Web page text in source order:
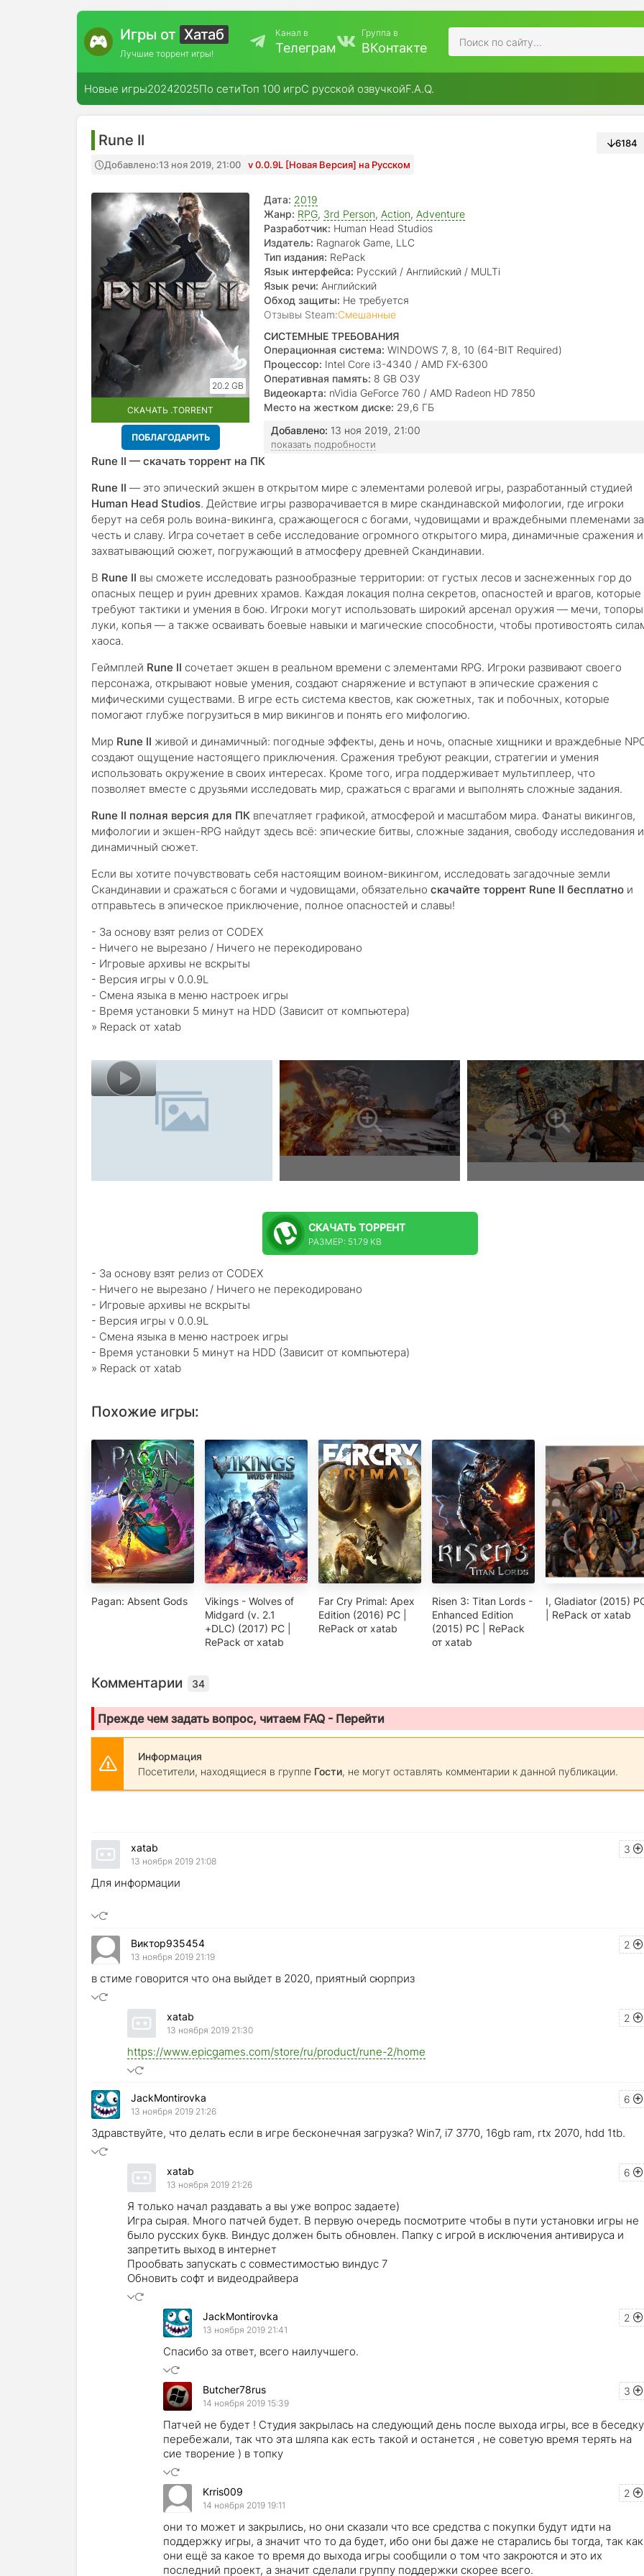
Игры от Хатаб
Лучшие торрент игры!
Канал в
Телеграм
Группа в
ВКонтакте
Новые игры20242025По сетиТоп 100 игрС русской озвучкойF.A.Q.
Rune II
Добавлено:13 ноя 2019, 21:00 v 0.0.9L [Новая Версия] на Русском
6184
20.2 GB
СКАЧАТЬ .TORRENT
ПОБЛАГОДАРИТЬ
Дата: 2019
Жанр: RPG, 3rd Person, Action, Adventure
Разработчик: Human Head Studios
Издатель: Ragnarok Game, LLC
Тип издания: RePack
Язык интерфейса: Русский / Английский / MULTi
Язык речи: Английский
Обход защиты: Не требуется
Отзывы Steam:Смешанные
СИСТЕМНЫЕ ТРЕБОВАНИЯ
Операционная система: WINDOWS 7, 8, 10 (64-BIT Required)
Процессор: Intel Core i3-4340 / AMD FX-6300
Оперативная память: 8 GB ОЗУ
Видеокарта: nVidia GeForce 760 / AMD Radeon HD 7850
Место на жестком диске: 29,6 ГБ
Добавлено: 13 ноя 2019, 21:00
показать подробности
Rune II — скачать торрент на ПК
Rune II — это эпический экшен в открытом мире с элементами ролевой игры, разработанный студией
Human Head Studios. Действие игры разворачивается в мире скандинавской мифологии, где игроки
берут на себя роль воина-викинга, сражающегося с богами, чудовищами и враждебными племенами за
честь и славу. Игра сочетает в себе исследование огромного открытого мира, динамичные сражения и
захватывающий сюжет, погружающий в атмосферу древней Скандинавии.
В Rune II вы сможете исследовать разнообразные территории: от густых лесов и заснеженных гор до
опасных пещер и руин древних храмов. Каждая локация полна секретов, опасностей и врагов, которые
требуют тактики и умения в бою. Игроки могут использовать широкий арсенал оружия — мечи,
луки, копья — а также осваивать боевые навыки и магические способности, чтобы противостоять
хаоса.
Геймплей Rune II сочетает экшен в реальном времени с элементами RPG. Игроки развивают своего
персонажа, открывают новые умения, создают снаряжение и вступают в эпические сражения с
мифическими существами. В игре есть система квестов, как сюжетных, так и побочных, которые
помогают глубже погрузиться в мир викингов и понять его мифологию.
Мир Rune II живой и динамичный: погодные эффекты, день и ночь, опасные хищники и враждебные
создают ощущение настоящего приключения. Сражения требуют реакции, стратегии и умения
использовать окружение в своих интересах. Кроме того, игра поддерживает мультиплеер, что
позволяет вместе с друзьями исследовать мир, сражаться с врагами и выполнять сложные задания.
Rune II полная версия для ПК впечатляет графикой, атмосферой и масштабом мира. Фанаты викингов,
мифологии и экшен-RPG найдут здесь всё: эпические битвы, сложные задания, свободу исследования и
динамичный сюжет.
Если вы хотите почувствовать себя настоящим воином-викингом, исследовать загадочные земли
Скандинавии и сражаться с богами и чудовищами, обязательно скачайте торрент Rune II бесплатно и
отправьтесь в эпическое приключение, полное опасностей и славы!
- За основу взят релиз от CODEX
- Ничего не вырезано / Ничего не перекодировано
- Игровые архивы не вскрыты
- Версия игры v 0.0.9L
- Смена языка в меню настроек игры
- Время установки 5 минут на HDD (Зависит от компьютера)
» Repack от xatab
СКАЧАТЬ ТОРРЕНТ
РАЗМЕР: 51.79 KB
- За основу взят релиз от CODEX
- Ничего не вырезано / Ничего не перекодировано
- Игровые архивы не вскрыты
- Версия игры v 0.0.9L
- Смена языка в меню настроек игры
- Время установки 5 минут на HDD (Зависит от компьютера)
» Repack от xatab
Похожие игры:
Pagan: Absent Gods
Vikings - Wolves of
Midgard (v. 2.1
+DLC) (2017) PC |
RePack от xatab
Far Cry Primal: Apex
Edition (2016) PC |
RePack от xatab
Risen 3: Titan Lords -
Enhanced Edition
(2015) PC | RePack
от xatab
I, Gladiator (2015)
| RePack от xatab
Комментарии 34
Прежде чем задать вопрос, читаем FAQ - Перейти
Информация
Посетители, находящиеся в группе Гости, не могут оставлять комментарии к данной публикации.
3
xatab
13 ноября 2019 21:08
Для информации
2
Виктор935454
13 ноября 2019 21:19
в стиме говорится что она выйдет в 2020, приятный сюрприз
2
xatab
13 ноября 2019 21:30
https://www.epicgames.com/store/ru/product/rune-2/home
6
JackMontirovka
13 ноября 2019 21:26
Здравствуйте, что делать если в игре бесконечная загрузка? Win7, i7 3770, 16gb ram, rtx 2070, hdd 1tb.
6
xatab
13 ноября 2019 21:26
Я только начал раздавать а вы уже вопрос задаете)
Игра сырая. Много патчей будет. В первую очередь посмотрите чтобы в пути установки игры не
было русских букв. Виндус должен быть обновлен. Папку с игрой в исключения антивируса и
запретить выход в интернет
Прообвать запускать с совместимостью виндус 7
Обновить софт и видеодрайвера
2
JackMontirovka
13 ноября 2019 21:41
Спасибо за ответ, всего наилучшего.
3
Butcher78rus
14 ноября 2019 15:39
Патчей не будет ! Студия закрылась на следующий день после выхода игры, все в беседку
перебежали, так что эта шляпа как есть такой и останется , не советую время терять на
сие творение ) в топку
2
Krris009
14 ноября 2019 19:11
они то может и закрылись, но они сказали что все средства с покупки будут идти на
поддержку игры, а значит что то да будет, ибо они бы даже не старались бы тогда, так как
они ещё за какое то время до выхода игры сообщили о том что закроются и это их
последний проект, а значит сделали группу поддержки скорее всего.